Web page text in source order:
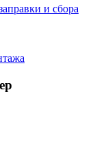
и сбора